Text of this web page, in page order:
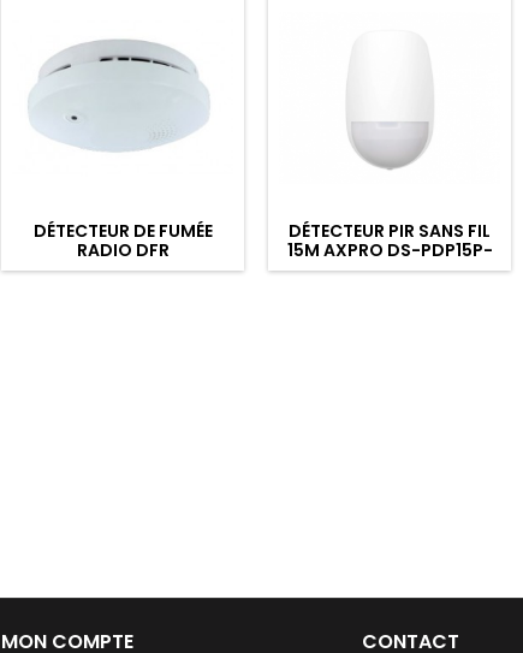
DÉTECTEUR DE FUMÉE
RADIO DFR
DÉTECTEUR PIR SANS FIL
15M AXPRO DS-PDP15P-
EG2-WE
MON COMPTE CONTACT